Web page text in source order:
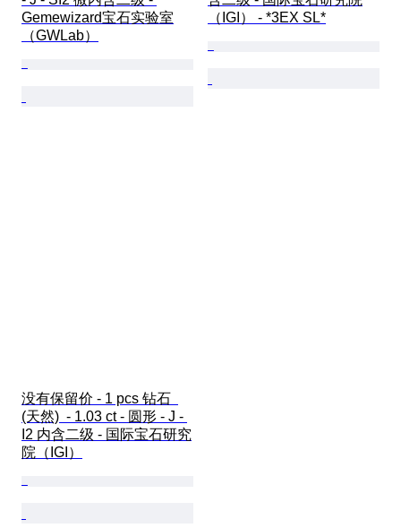
Gemewizard宝石实验室
（GWLab）
（IGI） - *3EX SL*
没有保留价 - 1 pcs 钻石
(天然)  - 1.03 ct - 圆形 - J -
I2 内含二级 - 国际宝石研究
院（IGI）